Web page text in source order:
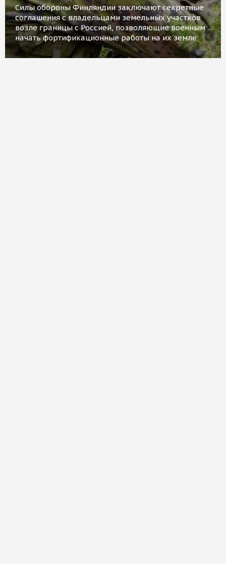
Силы обороны Финляндии заключают секретные
соглашения с владельцами земельных участков
возле границы с Россией, позволяющие военным
начать фортификационные работы на их земле